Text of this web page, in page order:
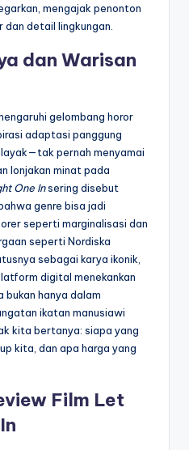
mengajak penonton
detail lingkungan.
dan Warisan
gelombang horor
adaptasi panggung
pernah menyamai
lonjakan minat pada
One Insering disebut
genre bisa jadi
seperti marginalisasi dan
seperti Nordiska
sebagai karya ikonik,
digital menekankan
bukan hanya dalam
ikatan manusiawi
kita bertanya: siapa yang
kita, dan apa harga yang
Film Let